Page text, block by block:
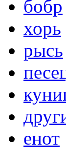
бобр
хорь
рысь
енот